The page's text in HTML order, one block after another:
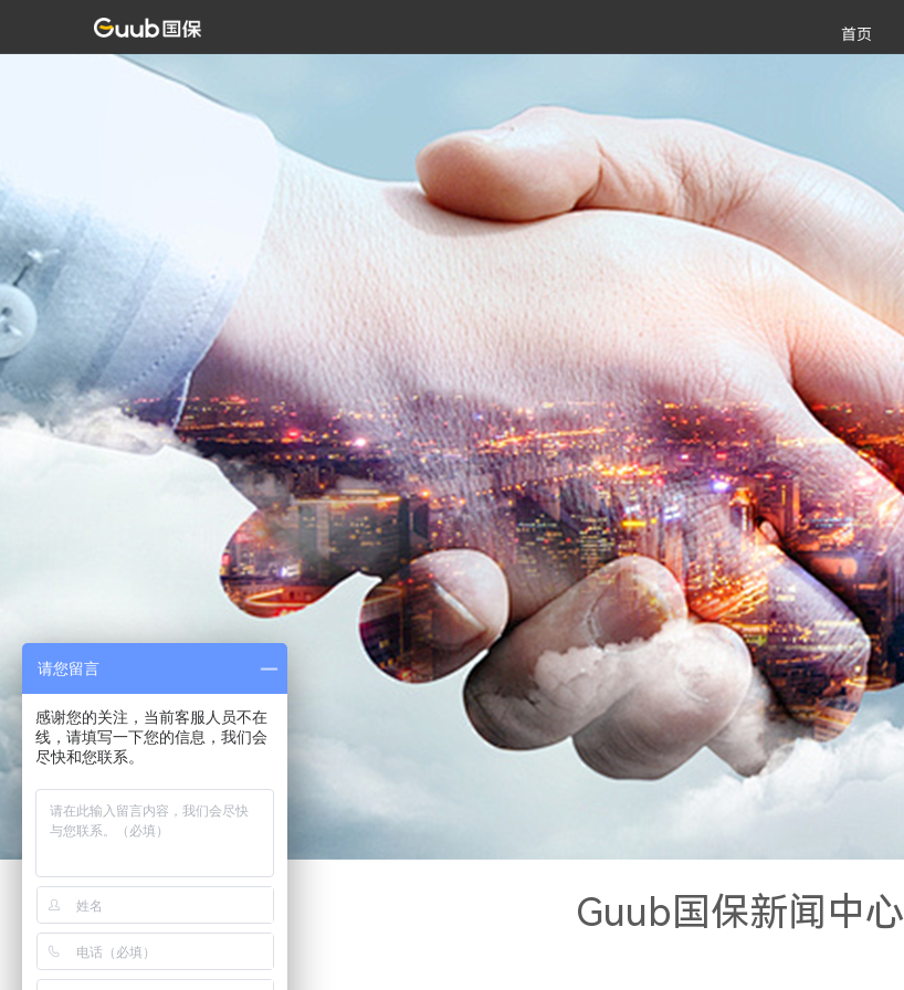
首页
Guub国保新闻中心
请您留言
感谢您的关注，当前客服人员不在
线，请填写一下您的信息，我们会
尽快和您联系。